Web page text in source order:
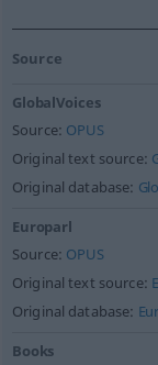
Source
GlobalVoices
Source: OPUS
Original text source:
Original database:
Europarl
Source: OPUS
Original text source:
Original database:
Books